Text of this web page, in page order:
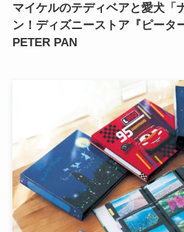
マイケルのテディベアと愛犬「
ン！ディズニーストア『ピータ
PETER PAN